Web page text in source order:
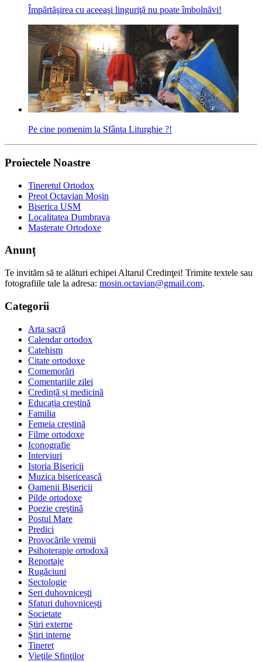
Împărtăşirea cu aceeaşi linguriţă nu poate îmbolnăvi!
Pe cine pomenim la Sfânta Liturghie ?!
Proiectele Noastre
Tineretul Ortodox
Preot Octavian Moșin
Biserica USM
Localitatea Dumbrava
Masterate Ortodoxe
Anunț
Te invităm să te alături echipei Altarul Credinţei! Trimite textele sau
fotografiile tale la adresa: mosin.octavian@gmail.com.
Categorii
Arta sacră
Calendar ortodox
Catehism
Citate ortodoxe
Comemorări
Comentariile zilei
Credință și medicină
Educația creștină
Familia
Femeia creștină
Filme ortodoxe
Iconografie
Interviuri
Istoria Bisericii
Muzica bisericească
Oamenii Bisericii
Pilde ortodoxe
Poezie creştină
Postul Mare
Predici
Provocările vremii
Psihoterapie ortodoxă
Reportaje
Rugăciuni
Sectologie
Seri duhovnicești
Sfaturi duhovnicești
Societate
Știri externe
Ştiri interne
Tineret
Vieţile Sfinţilor